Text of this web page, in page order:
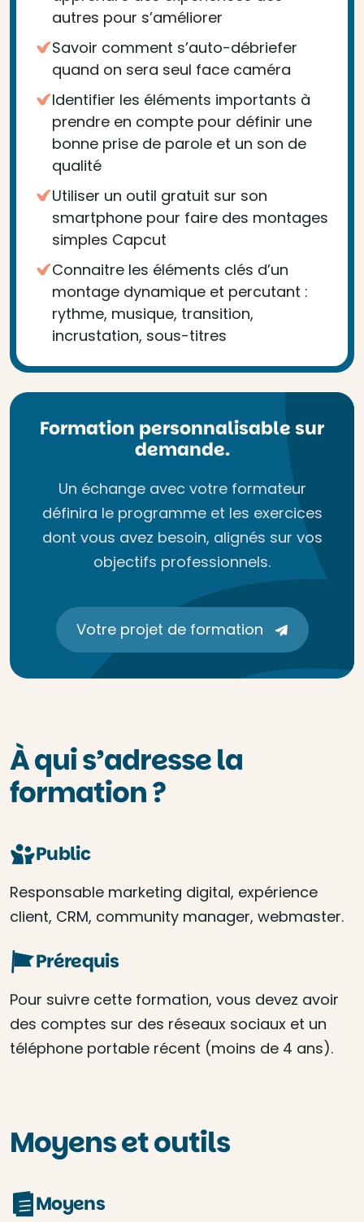
autres pour s’améliorer
Savoir comment s’auto-débriefer
quand on sera seul face caméra
Identifier les éléments importants à
prendre en compte pour définir une
bonne prise de parole et un son de
qualité
Utiliser un outil gratuit sur son
smartphone pour faire des montages
simples Capcut
Connaitre les éléments clés d’un
montage dynamique et percutant :
rythme, musique, transition,
incrustation, sous-titres
Formation personnalisable sur
demande.
Un échange avec votre formateur
définira le programme et les exercices
dont vous avez besoin, alignés sur vos
objectifs professionnels.
Votre projet de formation
À qui s’adresse la
formation ?
Public
Responsable marketing digital, expérience
client, CRM, community manager, webmaster.
Prérequis
Pour suivre cette formation, vous devez avoir
des comptes sur des réseaux sociaux et un
téléphone portable récent (moins de 4 ans).
Moyens et outils
Moyens